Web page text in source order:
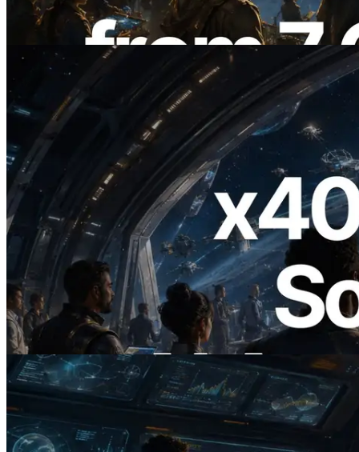
2026.07.04
ERPC lance un RPC Solana compatible
x402 — L'ère où les agents IA paient à la
demande les API dont ils ont besoin
Lire cet article